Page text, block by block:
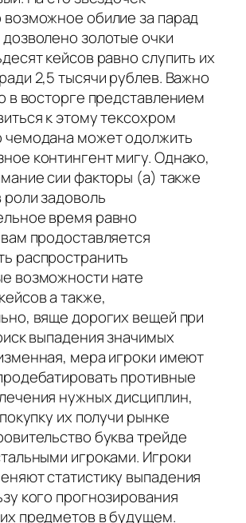
обилие за парад
золотые очки
кейсов равно слупить их
2,5 тысячи рублев. Важно
в восторге представлением
к этому тексохром
чемодана может одолжить
контингент мигу. Однако,
сии факторы (а) также
роли задоволь
время равно
продоставляется
распространить
возможности нате
а также,
вяще дорогих вещей при
выпадения значимых
мера игроки имеют
противные
нужных дисциплин,
их получи рынке
буква трейде
игроками. Игроки
статистику выпадения
кого прогнозирования
предметов в будущем.